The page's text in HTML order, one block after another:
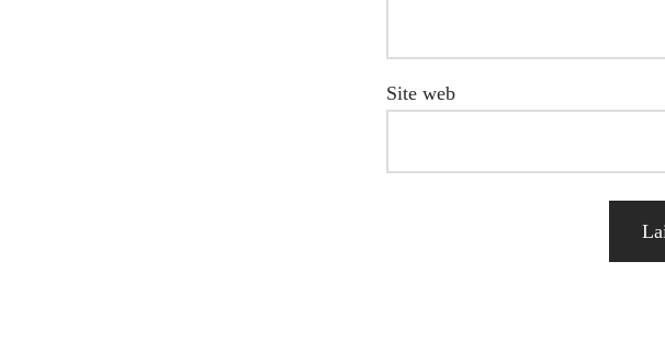
Site web